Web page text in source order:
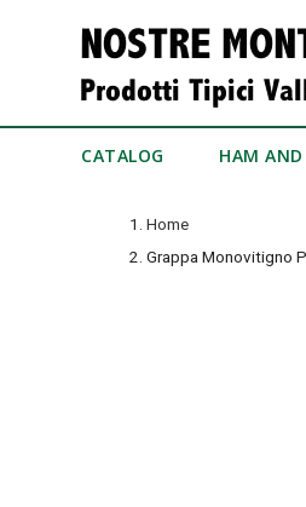
CATALOG HAM AND
Home
Grappa Monovitigno